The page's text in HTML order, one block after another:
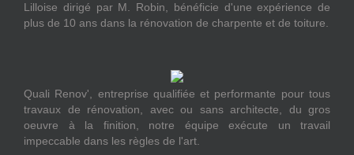
Lilloise dirigé par M. Robin, bénéficie d'une expérience de
plus de 10 ans dans la rénovation de charpente et de toiture.
Quali Renov', entreprise qualifiée et performante pour tous
travaux de rénovation, avec ou sans architecte, du gros
oeuvre à la finition, notre équipe exécute un travail
impeccable dans les règles de l'art.